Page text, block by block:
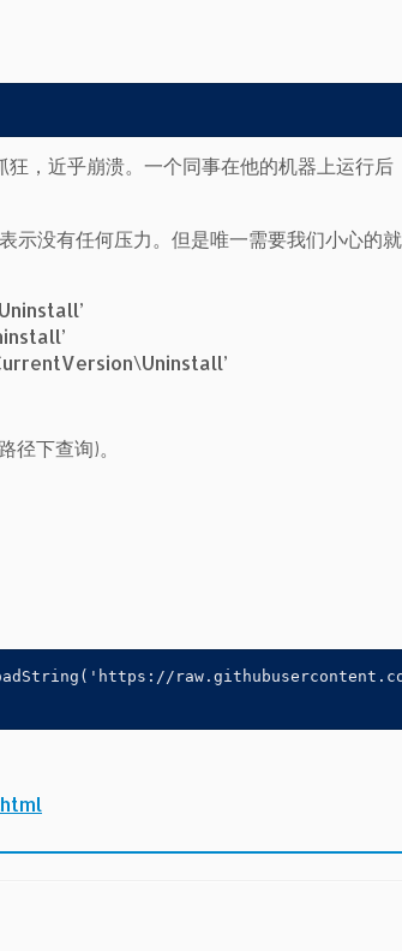
，近乎崩溃。一个同事在他的机器上运行后
没有任何压力。但是唯一需要我们小心的
下查询)。